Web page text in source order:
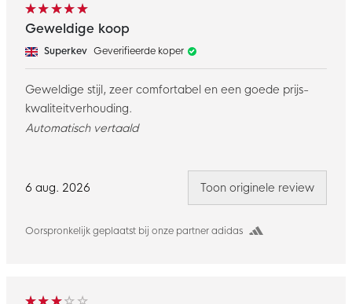
6 aug. 2026
Oorspronkelijk geplaatst bij onze partner adidas
Geweldige koop
Superkev Geverifieerde koper
Geweldige stijl, zeer comfortabel en een goede prijs-
kwaliteitverhouding.
Automatisch vertaald
Toon originele review